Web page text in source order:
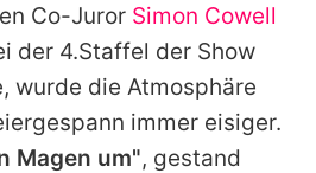
Co-Juror Simon Cowell
der 4.Staffel der Show
wurde die Atmosphäre
immer eisiger.
Magen um", gestand